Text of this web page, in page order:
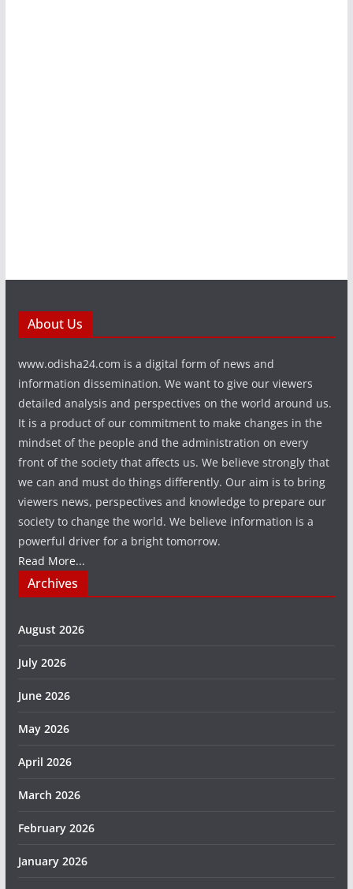
About Us
www.odisha24.com is a digital form of news and
information dissemination. We want to give our viewers
detailed analysis and perspectives on the world around us.
It is a product of our commitment to make changes in the
mindset of the people and the administration on every
front of the society that affects us. We believe strongly that
we can and must do things differently. Our aim is to bring
viewers news, perspectives and knowledge to prepare our
society to change the world. We believe information is a
powerful driver for a bright tomorrow.
Read More...
Archives
August 2026
July 2026
June 2026
May 2026
April 2026
March 2026
February 2026
January 2026